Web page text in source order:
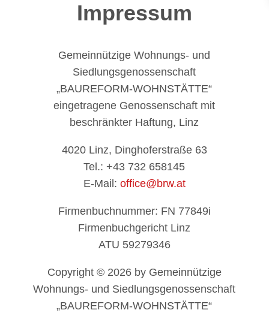
Impressum
Gemeinnützige Wohnungs- und
Siedlungsgenossenschaft
„BAUREFORM-WOHNSTÄTTE“
eingetragene Genossenschaft mit
beschränkter Haftung, Linz
4020 Linz, Dinghoferstraße 63
Tel.: +43 732 658145
E-Mail: office@brw.at
Firmenbuchnummer: FN 77849i
Firmenbuchgericht Linz
ATU 59279346
Copyright © 2026 by Gemeinnützige
Wohnungs- und Siedlungsgenossenschaft
„BAUREFORM-WOHNSTÄTTE“